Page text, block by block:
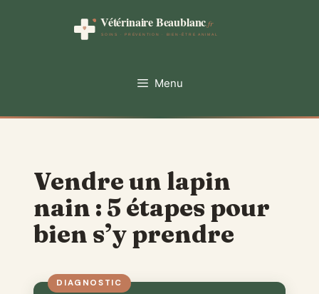
Menu
Vendre un lapin
nain : 5 étapes pour
bien s’y prendre